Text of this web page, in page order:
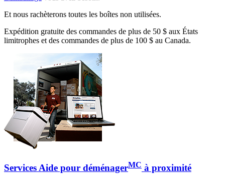
Et nous rachèterons toutes les boîtes non utilisées.
Expédition gratuite des commandes de plus de 50 $ aux États
limitrophes et des commandes de plus de 100 $ au Canada.
Services Aide pour déménagerMC à proximité